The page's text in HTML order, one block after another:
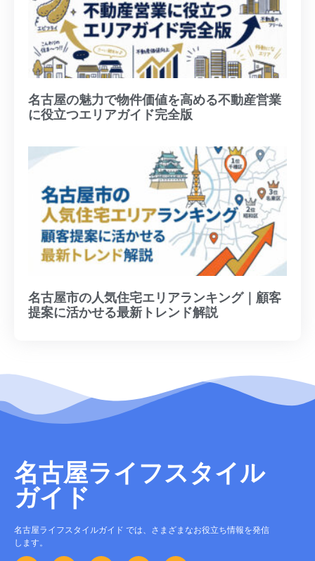
名古屋の魅力で物件価値を高める不動産営業
に役立つエリアガイド完全版
名古屋市の人気住宅エリアランキング｜顧客
提案に活かせる最新トレンド解説
名古屋ライフスタイル
ガイド
名古屋ライフスタイルガイド では、さまざまなお役立ち情報を発信
します。